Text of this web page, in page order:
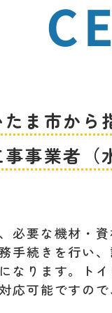
たま市から
事業者（
必要な機材・
手続きを行い
なります。ト
応可能ですの